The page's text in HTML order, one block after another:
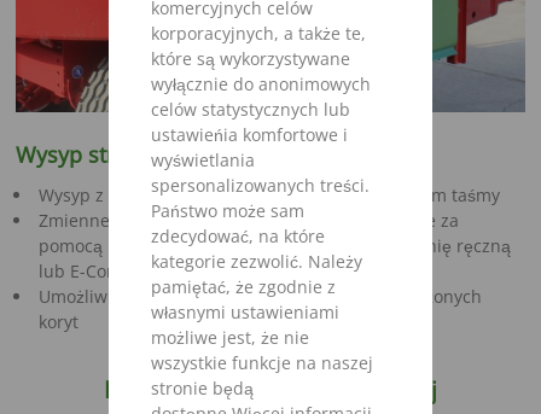
komercyjnych celów
korporacyjnych, a także te,
które są wykorzystywane
wyłącznie do anonimowych
celów statystycznych lub
ustawieńia komfortowe i
wyświetlania
spersonalizowanych treści.
Państwo może sam
zdecydować, na które
kategorie zezwolić. Należy
pamiętać, że zgodnie z
własnymi ustawieniami
możliwe jest, że nie
wszystkie funkcje na naszej
stronie będą
Wysyp stronny z przedłużeniem taśmy
Wysyp z hydraulicznie odchylanym przedłużeniem taśmy
Zmienne szerokości otwarcia wysypu opcjonalnie za
pomocą przestawiania prędkości poprzez dźwignię ręczną
lub E-Control
Umożliwia to dozowanie pokarmu do wyżej położonych
koryt
Przenośnik taśmy poprzecznej